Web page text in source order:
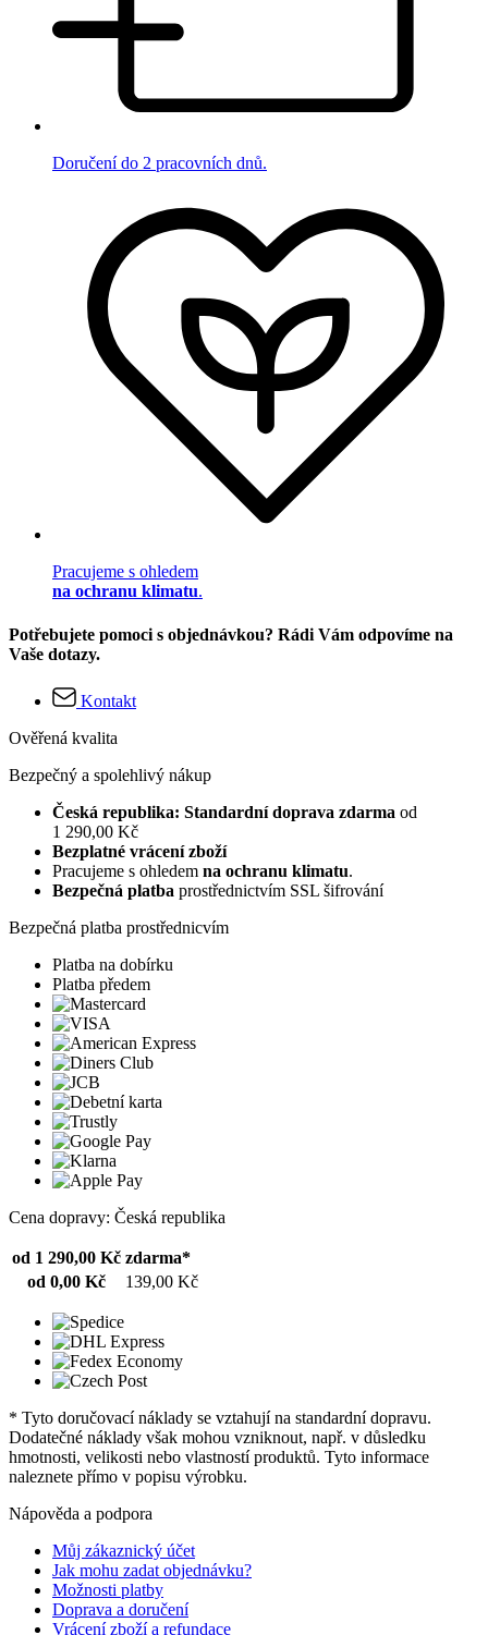
Doručení do 2 pracovních dnů.
Pracujeme s ohledem
na ochranu klimatu.
Potřebujete pomoci s objednávkou? Rádi Vám odpovíme na
Vaše dotazy.
Kontakt
Ověřená kvalita
Bezpečný a spolehlivý nákup
Česká republika: Standardní doprava zdarma od
1 290,00 Kč
Bezplatné vrácení zboží
Pracujeme s ohledem na ochranu klimatu.
Bezpečná platba prostřednictvím SSL šifrování
Bezpečná platba prostřednicvím
Platba na dobírku
Platba předem
Cena dopravy: Česká republika
od 1 290,00 Kč zdarma*
od 0,00 Kč
139,00 Kč
* Tyto doručovací náklady se vztahují na standardní dopravu.
Dodatečné náklady však mohou vzniknout, např. v důsledku
hmotnosti, velikosti nebo vlastností produktů. Tyto informace
naleznete přímo v popisu výrobku.
Nápověda a podpora
Můj zákaznický účet
Jak mohu zadat objednávku?
Možnosti platby
Doprava a doručení
Vrácení zboží a refundace